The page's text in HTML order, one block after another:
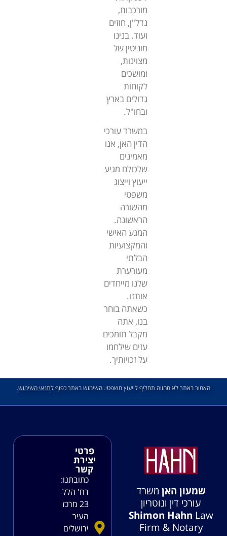
מורכבות,
נדל"ן, חוזים
ועוד. בנינו
מוניטין של
מצוינות,
ומושכים
לקוחות
גדולים בארץ
ובחו"ל.
במשרד עורכי
הדין האן, אנו
מאמינים
שלכולם מגיע
ייעוץ וייצוג
משפטי
מהשורה
הראשונה.
המגע האישי
והמקצועיות
הבלתי
מעורערת
שלנו מייחדים
אותנו.
כשאתה בוחר
בנו, אתה
מקבל תומכים
עזים שילחמו
על זכויותיך.
האמור באתר לא מהווה תחליף לייעוץ משפטי. השימוש באתר כפוף לתנאי השימוש.
שמעון האן משרד
עורכי דין ונוטריון
Shimon Hahn Law
Firm & Notary
פרטי
יצירת
קשר
כתובתנו:
רח' הלל
23 מרכז
העיר
ירושלים